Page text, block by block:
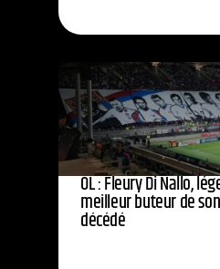
OL : Fleury Di Nallo,
meilleur buteur de
décédé